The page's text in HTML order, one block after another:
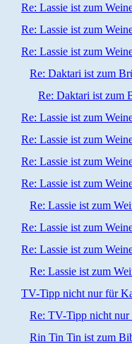
Re: Lassie ist zum
Re: Lassie ist zum
Re: Lassie ist zum
Re: Daktari ist zum
Re: Daktari ist zum
Re: Lassie ist zum
Re: Lassie ist zum
Re: Lassie ist zum
Re: Lassie ist zum
Re: Lassie ist zum
Re: Lassie ist zum
Re: Lassie ist zum
Re: Lassie ist zum
TV-Tipp nicht nur für
Re: TV-Tipp nicht
Rin Tin Tin ist zum